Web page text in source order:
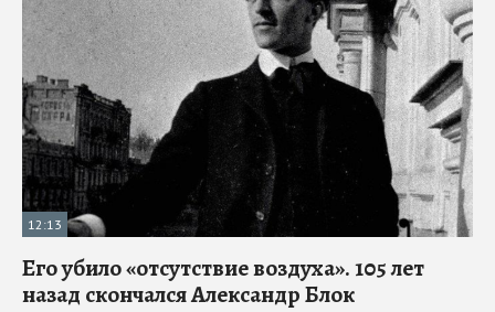
12:13
Его убило «отсутствие воздуха». 105 лет
назад скончался Александр Блок